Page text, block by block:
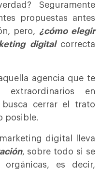
Seguramente
propuestas antes
pero, ¿cómo elegir
digital correcta
agencia que te
extraordinarios en
cerrar el trato
posible.
digital lleva
, sobre todo si se
orgánicas, es decir,